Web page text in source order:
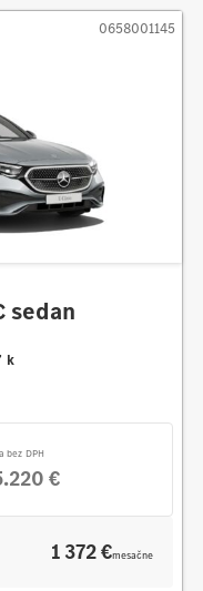
sedan
k
0658001145
bez DPH
€
1 372 €mesačne